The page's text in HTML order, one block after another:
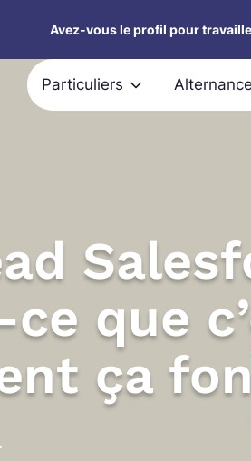
Avez-vous le profil pour
Particuliers Alternance
ce que
ça